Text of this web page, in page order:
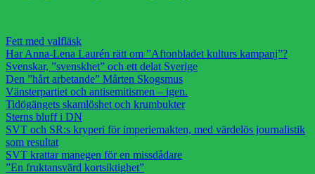
Fett med valfläsk
Har Anna-Lena Laurén rätt om ”Aftonbladet kulturs kampanj”?
Svenskar, ”svenskhet” och ett delat Sverige
Den ”hårt arbetande” Mårten Skogsmus
Vänsterpartiet och antisemitismen – igen.
Tidögängets skamlöshet och krumbukter
Sterns bluff i DN
SVT och SR:s kryperi för imperiemakten, med värdelös journalistik
som resultat
SVT krattar manegen för en missdådare
”En fruktansvärd kortsiktighet”